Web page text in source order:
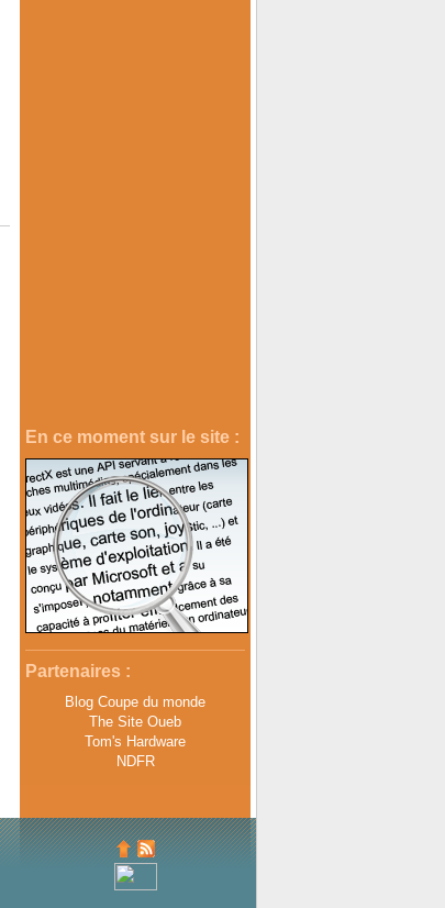
En ce moment sur le site :
Partenaires :
Blog Coupe du monde
The Site Oueb
Tom's Hardware
NDFR